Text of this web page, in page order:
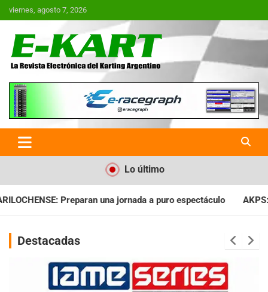
Saltar
al
viernes, agosto 7, 2026
E-Kart.com.ar | La Revista
Electrónica del Karting en
Argentina
Lo último
a puro espectáculo AKPS: Intervino la IGJ y oficializó el
Destacadas